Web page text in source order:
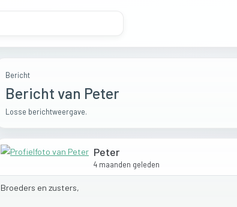
Bericht
Bericht van Peter
Losse berichtweergave.
Peter
4 maanden geleden
Broeders en zusters,